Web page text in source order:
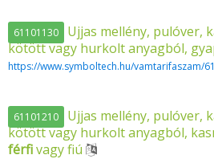
61101130
Ujjas mellény, pulóver,
kötött vagy hurkolt anyagból,
https://www.symboltech.hu/vamtarifaszam/
61101210
Ujjas mellény, pulóver,
kötött vagy hurkolt anyagból,
férfivagy fiú